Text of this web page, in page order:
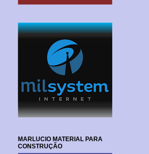
MARLUCIO MATERIAL PARA
CONSTRUÇÃO